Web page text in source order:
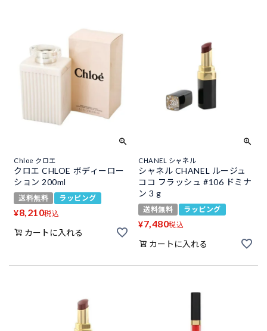
Chloe クロエ
クロエ CHLOE ボディーロー
ション 200ml
送料無料 ラッピング
¥8,210税込
カートに入れる
CHANEL シャネル
シャネル CHANEL ルージュ
ココ フラッシュ #106 ドミナ
ン 3 g
送料無料 ラッピング
¥7,480税込
カートに入れる